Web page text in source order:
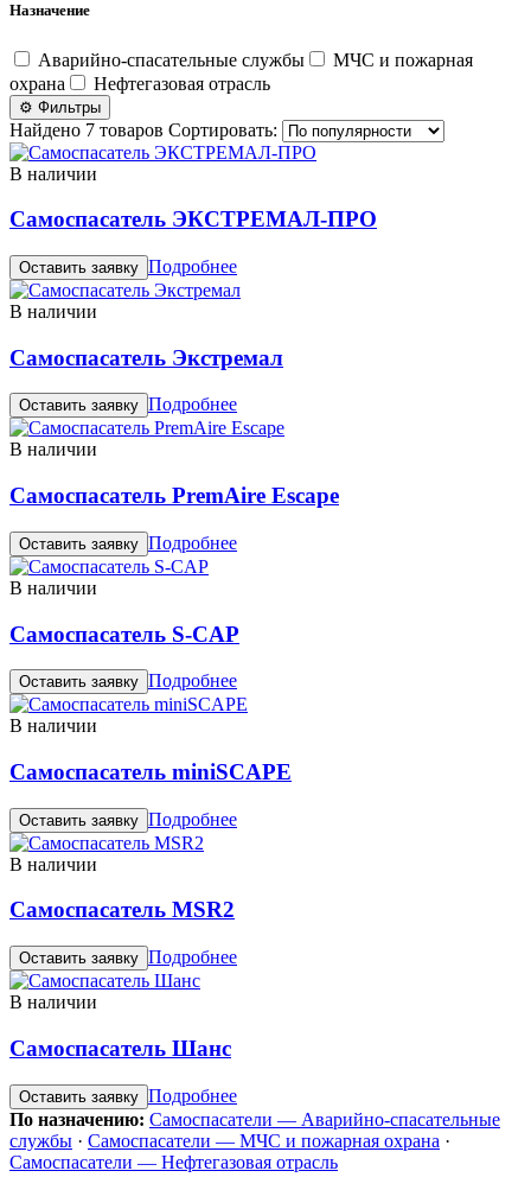
Назначение
Аварийно-спасательные службы
МЧС и пожарная
охрана
Нефтегазовая отрасль
⚙ Фильтры
Найдено 7 товаров Сортировать:
В наличии
Самоспасатель ЭКСТРЕМАЛ-ПРО
Оставить заявку Подробнее
В наличии
Самоспасатель Экстремал
Оставить заявку Подробнее
В наличии
Самоспасатель PremAire Escape
Оставить заявку Подробнее
В наличии
Самоспасатель S-CAP
Оставить заявку Подробнее
В наличии
Самоспасатель miniSCAPE
Оставить заявку Подробнее
В наличии
Самоспасатель MSR2
Оставить заявку Подробнее
В наличии
Самоспасатель Шанс
Оставить заявку Подробнее
По назначению: Самоспасатели — Аварийно-спасательные
службы · Самоспасатели — МЧС и пожарная охрана ·
Самоспасатели — Нефтегазовая отрасль